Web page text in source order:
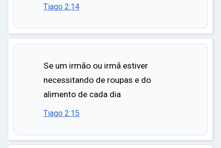
Tiago 2:14
Se um irmão ou irmã estiver
necessitando de roupas e do
alimento de cada dia
Tiago 2:15